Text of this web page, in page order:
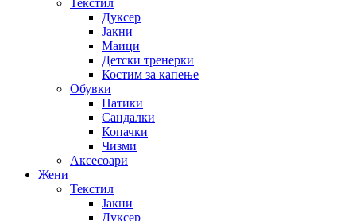
Текстил
Дуксер
Јакни
Маици
Детски тренерки
Костим за капење
Обувки
Патики
Сандалки
Копачки
Чизми
Аксесоари
Жени
Текстил
Јакни
Дуксер